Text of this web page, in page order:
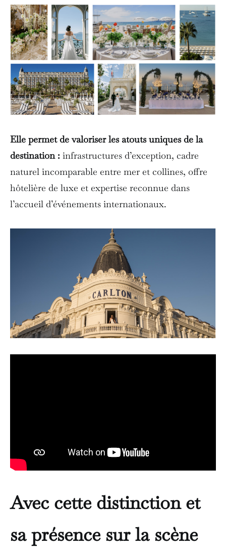
Elle permet de valoriser les atouts uniques de la
destination : infrastructures d’exception, cadre
naturel incomparable entre mer et collines, offre
hôtelière de luxe et expertise reconnue dans
l’accueil d’événements internationaux.
Avec cette distinction et
sa présence sur la scène